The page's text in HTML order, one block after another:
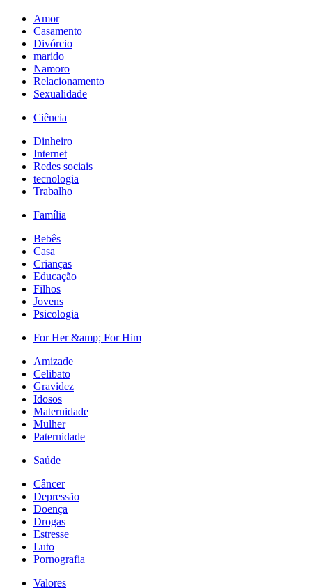
Amor
Casamento
Divórcio
marido
Namoro
Relacionamento
Sexualidade
Ciência
Dinheiro
Internet
Redes sociais
tecnologia
Trabalho
Família
Bebês
Casa
Crianças
Educação
Filhos
Jovens
Psicologia
For Her &amp; For Him
Amizade
Celibato
Gravidez
Idosos
Maternidade
Mulher
Paternidade
Saúde
Câncer
Depressão
Doença
Drogas
Estresse
Luto
Pornografia
Valores